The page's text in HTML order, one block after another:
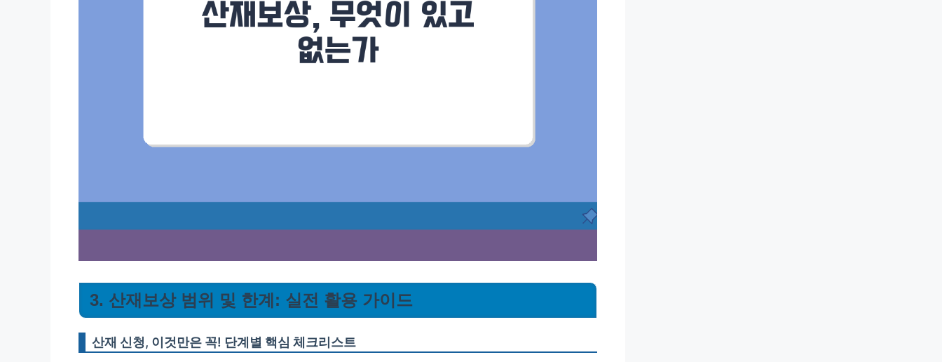
3. 산재보상 범위 및 한계: 실전 활용 가이드
산재 신청, 이것만은 꼭! 단계별 핵심 체크리스트